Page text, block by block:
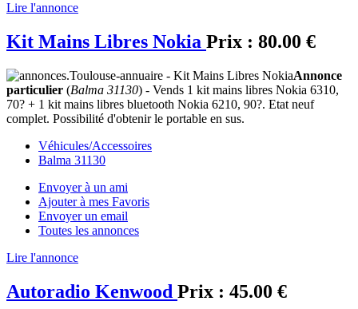
Lire l'annonce
Kit Mains Libres Nokia Prix : 80.00 €
Annonce
particulier (Balma 31130) - Vends 1 kit mains libres Nokia 6310,
70? + 1 kit mains libres bluetooth Nokia 6210, 90?. Etat neuf
complet. Possibilité d'obtenir le portable en sus.
Véhicules/Accessoires
Balma 31130
Envoyer à un ami
Ajouter à mes Favoris
Envoyer un email
Toutes les annonces
Lire l'annonce
Autoradio Kenwood Prix : 45.00 €